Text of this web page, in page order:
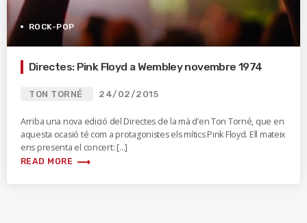
ROCK-POP
Directes: Pink Floyd a Wembley novembre 1974
TON TORNÉ 24/02/2015
Arriba una nova edició del Directes de la mà d’en Ton Torné, que en
aquesta ocasió té com a protagonistes els mítics Pink Floyd. Ell mateix
ens presenta el concert: […]
READ MORE trending_flat